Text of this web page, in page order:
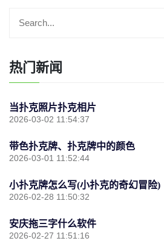
热门新闻
当扑克照片扑克相片
2026-03-02 11:54:37
带色扑克牌、扑克牌中的颜色
2026-03-01 11:52:44
小扑克牌怎么写(小扑克的奇幻冒险)
2026-02-28 11:50:32
安庆拖三字什么软件
2026-02-27 11:51:16